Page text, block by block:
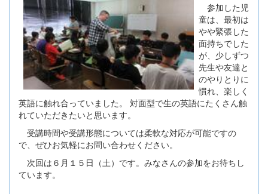
参加した児
童は、最初は
やや緊張した
面持ちでした
が、少しずつ
先生や友達と
のやりとりに
慣れ、楽しく
英語に触れ合っていました。 対面型で生の英語にたくさん触
れていただきたいと思います。
受講時間や受講形態については柔軟な対応が可能ですの
で、ぜひお気軽にお問い合わせください。
次回は６月１５日（土）です。みなさんの参加をお待ちし
ています。